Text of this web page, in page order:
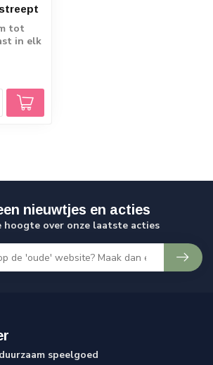
tot
in elk
nieuwtjes en acties
hoogte over onze laatste acties
speelgoed